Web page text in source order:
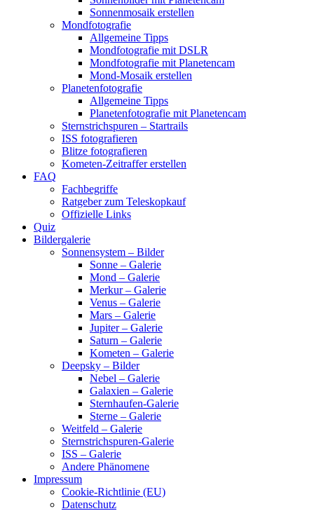
Sonnenmosaik erstellen
Mondfotografie
Allgemeine Tipps
Mondfotografie mit DSLR
Mondfotografie mit Planetencam
Mond-Mosaik erstellen
Planetenfotografie
Allgemeine Tipps
Planetenfotografie mit Planetencam
Sternstrichspuren – Startrails
ISS fotografieren
Blitze fotografieren
Kometen-Zeitraffer erstellen
FAQ
Fachbegriffe
Ratgeber zum Teleskopkauf
Offizielle Links
Quiz
Bildergalerie
Sonnensystem – Bilder
Sonne – Galerie
Mond – Galerie
Merkur – Galerie
Venus – Galerie
Mars – Galerie
Jupiter – Galerie
Saturn – Galerie
Kometen – Galerie
Deepsky – Bilder
Nebel – Galerie
Galaxien – Galerie
Sternhaufen-Galerie
Sterne – Galerie
Weitfeld – Galerie
Sternstrichspuren-Galerie
ISS – Galerie
Andere Phänomene
Impressum
Cookie-Richtlinie (EU)
Datenschutz